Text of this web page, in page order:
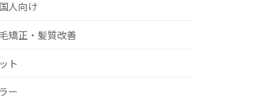
人向け
矯正・髪質改善
ト
ー